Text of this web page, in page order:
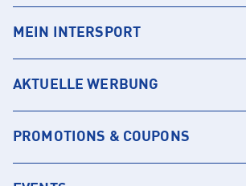
MEIN INTERSPORT
AKTUELLE WERBUNG
PROMOTIONS & COUPONS